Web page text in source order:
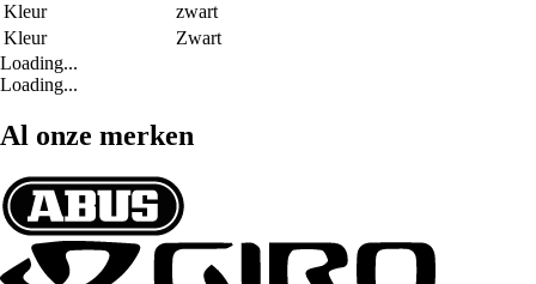
Kleur
zwart
Kleur
Zwart
Loading...
Loading...
Al onze merken